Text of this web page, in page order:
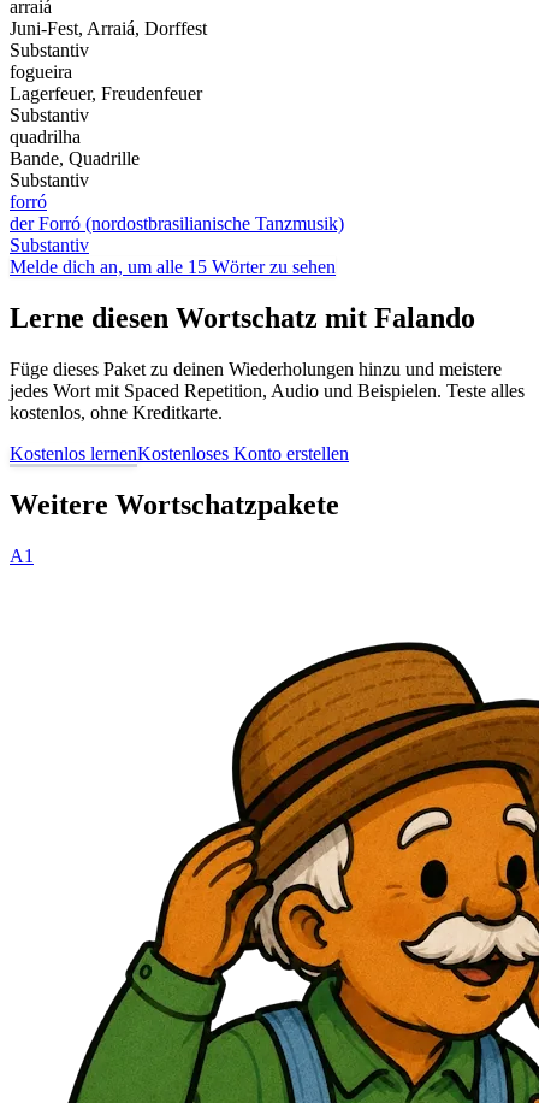
arraiá
Juni-Fest, Arraiá, Dorffest
Substantiv
fogueira
Lagerfeuer, Freudenfeuer
Substantiv
quadrilha
Bande, Quadrille
Substantiv
forró
der Forró (nordostbrasilianische Tanzmusik)
Substantiv
Melde dich an, um alle 15 Wörter zu sehen
Lerne diesen Wortschatz mit Falando
Füge dieses Paket zu deinen Wiederholungen hinzu und meistere
jedes Wort mit Spaced Repetition, Audio und Beispielen. Teste alles
kostenlos, ohne Kreditkarte.
Kostenlos lernenKostenloses Konto erstellen
Weitere Wortschatzpakete
A1